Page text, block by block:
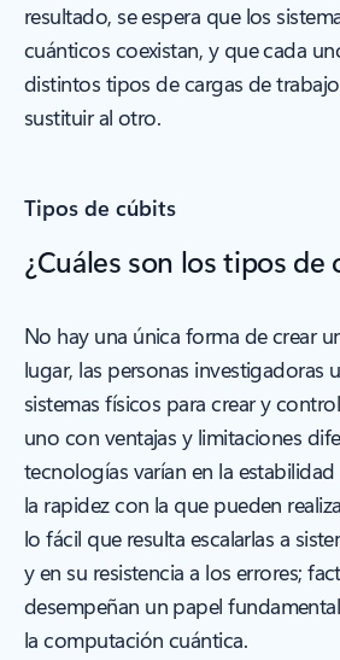
resultado, se espera que los
cuánticos coexistan, y que cada
distintos tipos de cargas de
sustituir al otro.
Tipos de cúbits
¿Cuáles son los tipos de
No hay una única forma de crear
lugar, las personas investigadoras
sistemas físicos para crear y
uno con ventajas y limitaciones
tecnologías varían en la
la rapidez con la que pueden
lo fácil que resulta escalarlas a
y en su resistencia a los errores;
desempeñan un papel
la computación cuántica.